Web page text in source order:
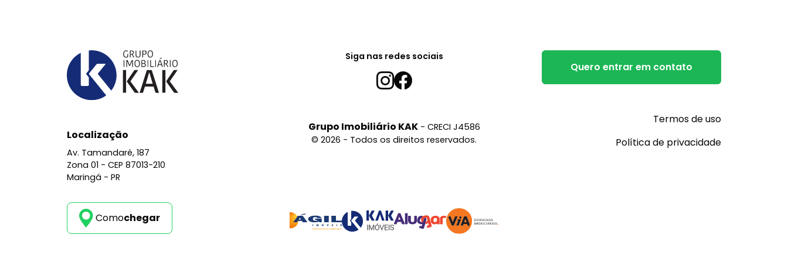
Localização
Av. Tamandaré, 187
Zona 01 - CEP 87013-210
Maringá - PR
Comochegar
Siga nas redes sociais
Grupo Imobiliário KAK- CRECI J4586
© 2026 - Todos os direitos reservados.
Quero entrar em contato
Termos de uso
Política de privacidade